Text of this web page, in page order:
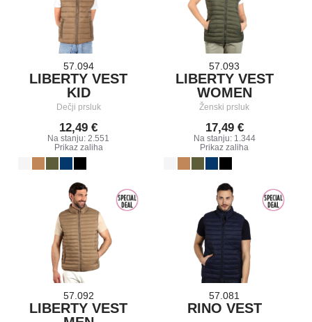
57.094
LIBERTY VEST
KID
Dečji prsluk
12,49 €
Na stanju: 2.551
Prikaz zaliha
57.093
LIBERTY VEST
WOMEN
Ženski prsluk
17,49 €
Na stanju: 1.344
Prikaz zaliha
57.092
LIBERTY VEST
57.081
RINO VEST